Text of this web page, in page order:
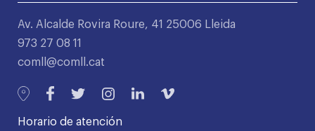
Av. Alcalde Rovira Roure, 41 25006 Lleida
973 27 08 11
comll@comll.cat
Horario de atención